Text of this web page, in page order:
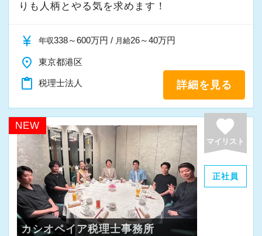
りも人柄とやる気を求めます！
currency_yen 年収338～600万円 / 月給26～40万円
place 東京都港区
content_paste 税理士法人 詳細を見る
NEW favorite
マイリスト
正社員
カシオペイア税理士事務所